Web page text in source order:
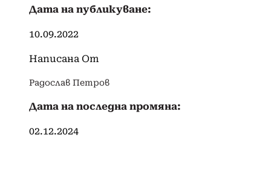
Дата на публикуване:
10.09.2022
Написана От
Радослав Петров
Дата на последна промяна:
02.12.2024